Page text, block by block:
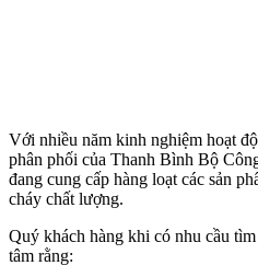
Với nhiều năm kinh nghiệm hoạt
phân phối của Thanh Bình Bộ
đang cung cấp hàng loạt các sản
cháy chất lượng.
Quý khách hàng khi có nhu cầu
tâm rằng: